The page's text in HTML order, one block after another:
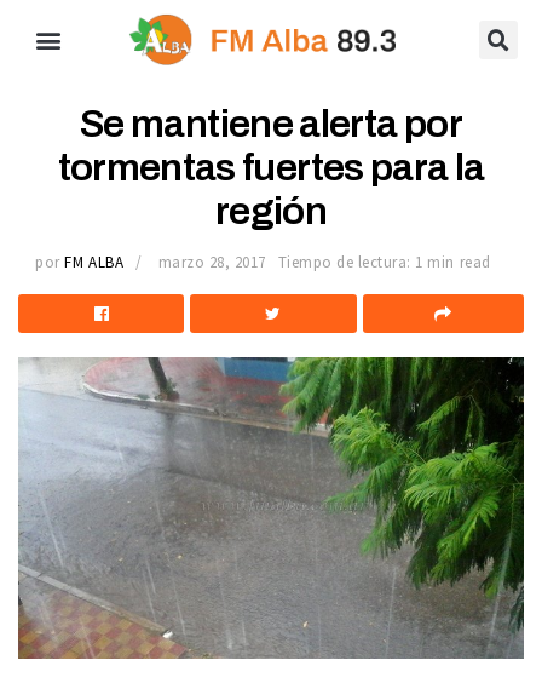
Se mantiene alerta por
tormentas fuertes para la
región
por FM ALBA marzo 28, 2017 Tiempo de lectura: 1 min read